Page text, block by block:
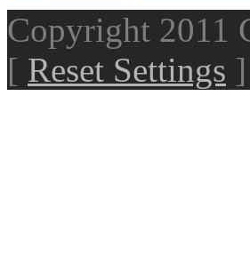
Copyright 2011
[ Reset Settings ]